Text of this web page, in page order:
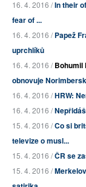
16. 4. 2016 /In their
fear of ...
16. 4. 2016 /Papež
uprchlíků
16. 4. 2016 /Bohumil
obnovuje
16. 4. 2016 /HRW:
16. 4. 2016 /
15. 4. 2016 /Co si
televize o musl...
15. 4. 2016 /ČR se
15. 4. 2016 /